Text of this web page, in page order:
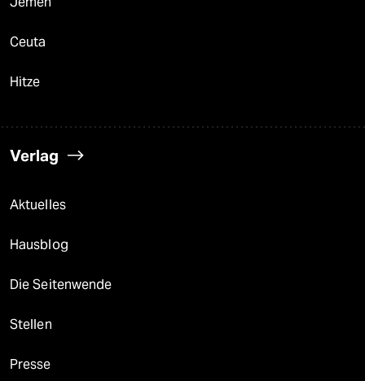
Ceuta
Hitze
Verlag
Aktuelles
Hausblog
Die Seitenwende
Stellen
Presse